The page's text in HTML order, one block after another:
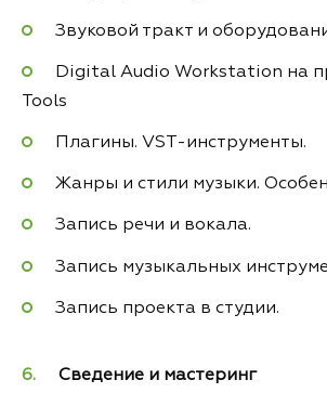
Звуковой тракт и
Digital Audio Workstation на
Tools
Плагины. VST-инструменты.
Жанры и стили музыки.
Запись речи и вокала.
Запись музыкальных
Запись проекта в студии.
Сведение и мастеринг